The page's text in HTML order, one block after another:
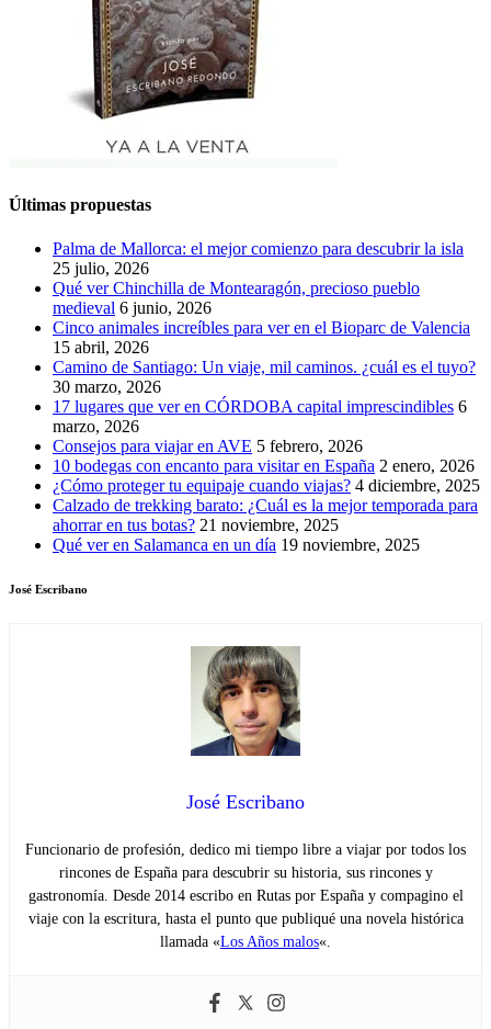
Últimas propuestas
Palma de Mallorca: el mejor comienzo para descubrir la isla
25 julio, 2026
Qué ver Chinchilla de Montearagón, precioso pueblo
medieval 6 junio, 2026
Cinco animales increíbles para ver en el Bioparc de Valencia
15 abril, 2026
Camino de Santiago: Un viaje, mil caminos. ¿cuál es el tuyo?
30 marzo, 2026
17 lugares que ver en CÓRDOBA capital imprescindibles 6
marzo, 2026
Consejos para viajar en AVE 5 febrero, 2026
10 bodegas con encanto para visitar en España 2 enero, 2026
¿Cómo proteger tu equipaje cuando viajas? 4 diciembre, 2025
Calzado de trekking barato: ¿Cuál es la mejor temporada para
ahorrar en tus botas? 21 noviembre, 2025
Qué ver en Salamanca en un día 19 noviembre, 2025
José Escribano
José Escribano
Funcionario de profesión, dedico mi tiempo libre a viajar por todos los
rincones de España para descubrir su historia, sus rincones y
gastronomía. Desde 2014 escribo en Rutas por España y compagino el
viaje con la escritura, hasta el punto que publiqué una novela histórica
llamada «Los Años malos«.